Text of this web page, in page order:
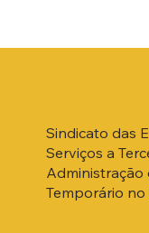
Sindicato das
Serviços a
Administração
Temporário no